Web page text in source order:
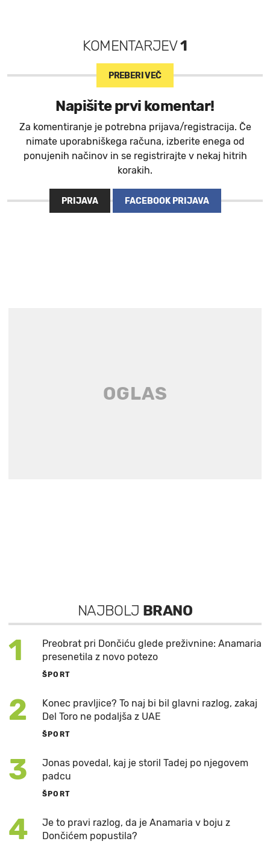
KOMENTARJEV1
PREBERI VEČ
Napišite prvi komentar!
Za komentiranje je potrebna prijava/registracija. Če
nimate uporabniškega računa, izberite enega od
ponujenih načinov in se registrirajte v nekaj hitrih
korakih.
PRIJAVA FACEBOOK PRIJAVA
NAJBOLJ BRANO
1
Preobrat pri Dončiću glede preživnine: Anamaria
presenetila z novo potezo
ŠPORT
2
Konec pravljice? To naj bi bil glavni razlog, zakaj
Del Toro ne podaljša z UAE
ŠPORT
3
Jonas povedal, kaj je storil Tadej po njegovem
padcu
ŠPORT
4
Je to pravi razlog, da je Anamaria v boju z
Dončićem popustila?